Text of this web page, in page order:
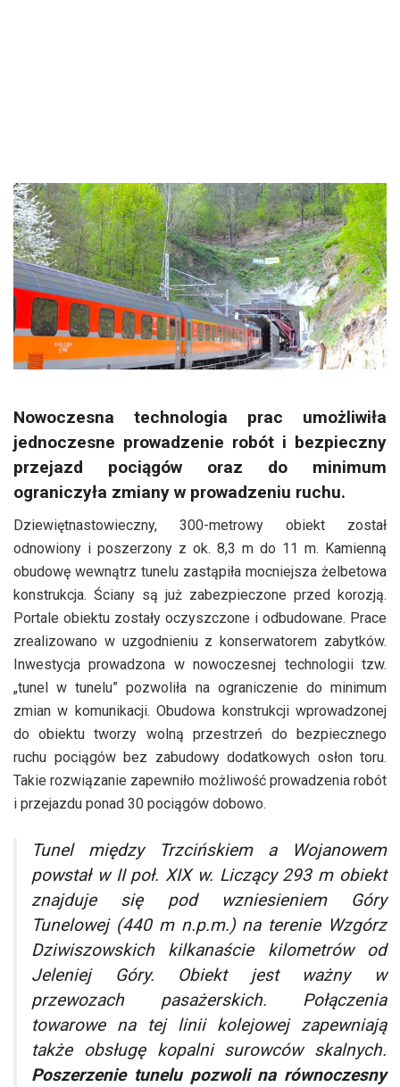
Nowoczesna technologia prac umożliwiła
jednoczesne prowadzenie robót i bezpieczny
przejazd pociągów oraz do minimum
ograniczyła zmiany w prowadzeniu ruchu.
Dziewiętnastowieczny, 300-metrowy obiekt został
odnowiony i poszerzony z ok. 8,3 m do 11 m. Kamienną
obudowę wewnątrz tunelu zastąpiła mocniejsza żelbetowa
konstrukcja. Ściany są już zabezpieczone przed korozją.
Portale obiektu zostały oczyszczone i odbudowane. Prace
zrealizowano w uzgodnieniu z konserwatorem zabytków.
Inwestycja prowadzona w nowoczesnej technologii tzw.
„tunel w tunelu” pozwoliła na ograniczenie do minimum
zmian w komunikacji. Obudowa konstrukcji wprowadzonej
do obiektu tworzy wolną przestrzeń do bezpiecznego
ruchu pociągów bez zabudowy dodatkowych osłon toru.
Takie rozwiązanie zapewniło możliwość prowadzenia robót
i przejazdu ponad 30 pociągów dobowo.
Tunel między Trzcińskiem a Wojanowem
powstał w II poł. XIX w. Liczący 293 m obiekt
znajduje się pod wzniesieniem Góry
Tunelowej (440 m n.p.m.) na terenie Wzgórz
Dziwiszowskich kilkanaście kilometrów od
Jeleniej Góry. Obiekt jest ważny w
przewozach pasażerskich. Połączenia
towarowe na tej linii kolejowej zapewniają
także obsługę kopalni surowców skalnych.
Poszerzenie tunelu pozwoli na równoczesny